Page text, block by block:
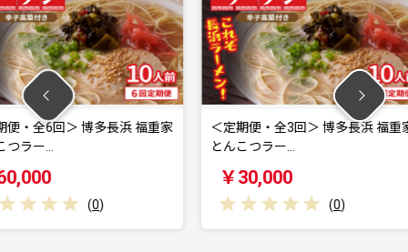
長浜 福重家
0)
＜定期便・全3回＞ 博多長浜 福重家
(0)
＜定期